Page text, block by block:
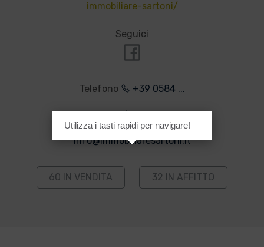
immobiliare-sartoni/
Seguici
Telefono +39 0584 ...
Cellulare +39 338 ...
info@immobiliaresartoni.it
60 IN VENDITA 32 IN AFFITTO
Utilizza i tasti rapidi per navigare!